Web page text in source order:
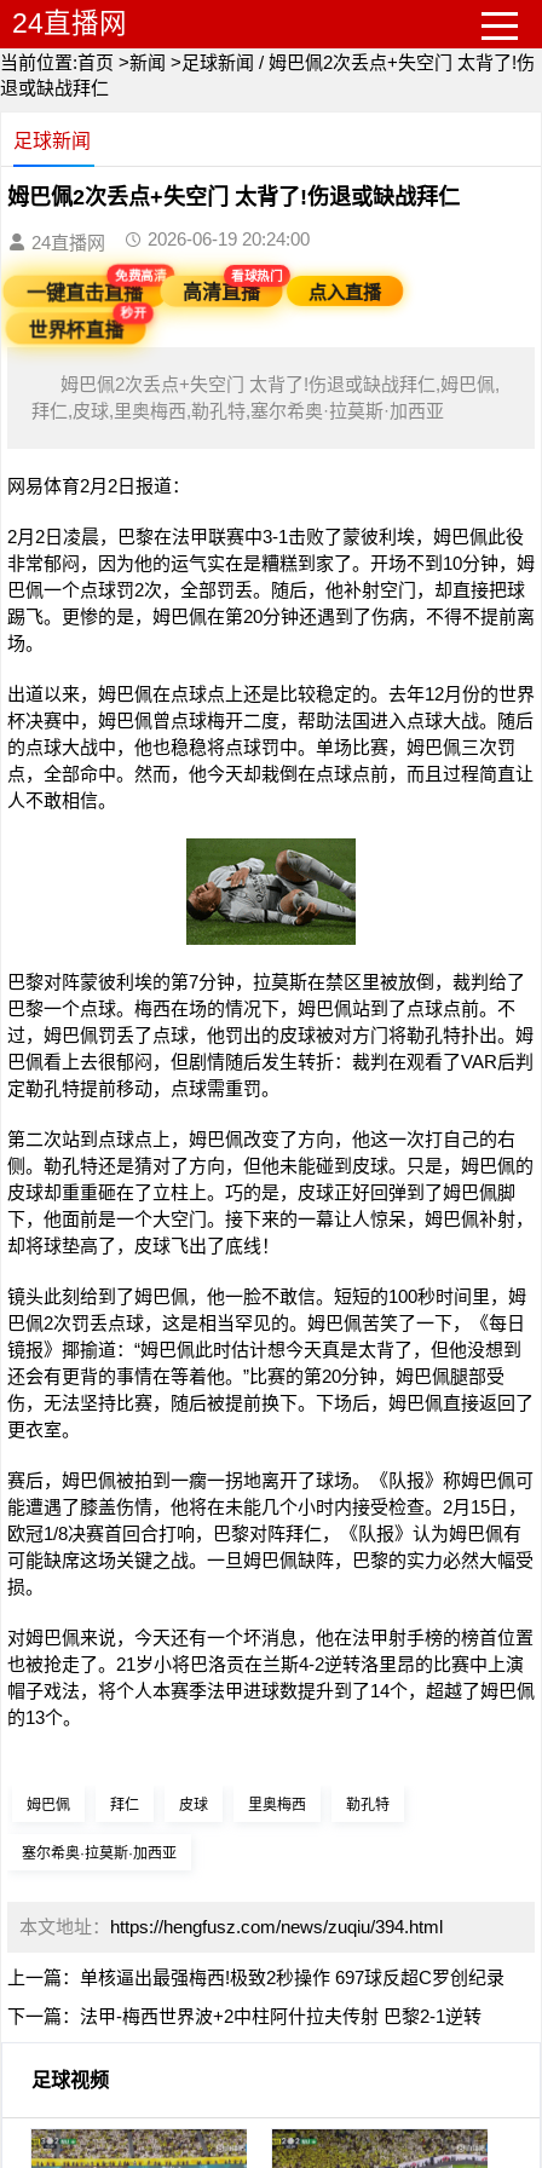
24直播网
当前位置:首页 >新闻 >足球新闻 / 姆巴佩2次丢点+失空门 太背了!伤
退或缺战拜仁
足球新闻
姆巴佩2次丢点+失空门 太背了!伤退或缺战拜仁
24直播网 2026-06-19 20:24:00
一键直击直播
免费高清
高清直播
看球热门
点入直播
世界杯直播
秒开
姆巴佩2次丢点+失空门 太背了!伤退或缺战拜仁,姆巴佩,
拜仁,皮球,里奥梅西,勒孔特,塞尔希奥·拉莫斯·加西亚
网易体育2月2日报道：
2月2日凌晨，巴黎在法甲联赛中3-1击败了蒙彼利埃，姆巴佩此役
非常郁闷，因为他的运气实在是糟糕到家了。开场不到10分钟，姆
巴佩一个点球罚2次，全部罚丢。随后，他补射空门，却直接把球
踢飞。更惨的是，姆巴佩在第20分钟还遇到了伤病，不得不提前离
场。
出道以来，姆巴佩在点球点上还是比较稳定的。去年12月份的世界
杯决赛中，姆巴佩曾点球梅开二度，帮助法国进入点球大战。随后
的点球大战中，他也稳稳将点球罚中。单场比赛，姆巴佩三次罚
点，全部命中。然而，他今天却栽倒在点球点前，而且过程简直让
人不敢相信。
巴黎对阵蒙彼利埃的第7分钟，拉莫斯在禁区里被放倒，裁判给了
巴黎一个点球。梅西在场的情况下，姆巴佩站到了点球点前。不
过，姆巴佩罚丢了点球，他罚出的皮球被对方门将勒孔特扑出。姆
巴佩看上去很郁闷，但剧情随后发生转折：裁判在观看了VAR后判
定勒孔特提前移动，点球需重罚。
第二次站到点球点上，姆巴佩改变了方向，他这一次打自己的右
侧。勒孔特还是猜对了方向，但他未能碰到皮球。只是，姆巴佩的
皮球却重重砸在了立柱上。巧的是，皮球正好回弹到了姆巴佩脚
下，他面前是一个大空门。接下来的一幕让人惊呆，姆巴佩补射，
却将球垫高了，皮球飞出了底线！
镜头此刻给到了姆巴佩，他一脸不敢信。短短的100秒时间里，姆
巴佩2次罚丢点球，这是相当罕见的。姆巴佩苦笑了一下，《每日
镜报》揶揄道：“姆巴佩此时估计想今天真是太背了，但他没想到
还会有更背的事情在等着他。”比赛的第20分钟，姆巴佩腿部受
伤，无法坚持比赛，随后被提前换下。下场后，姆巴佩直接返回了
更衣室。
赛后，姆巴佩被拍到一瘸一拐地离开了球场。《队报》称姆巴佩可
能遭遇了膝盖伤情，他将在未能几个小时内接受检查。2月15日，
欧冠1/8决赛首回合打响，巴黎对阵拜仁，《队报》认为姆巴佩有
可能缺席这场关键之战。一旦姆巴佩缺阵，巴黎的实力必然大幅受
损。
对姆巴佩来说，今天还有一个坏消息，他在法甲射手榜的榜首位置
也被抢走了。21岁小将巴洛贡在兰斯4-2逆转洛里昂的比赛中上演
帽子戏法，将个人本赛季法甲进球数提升到了14个，超越了姆巴佩
的13个。
姆巴佩 拜仁 皮球 里奥梅西 勒孔特
塞尔希奥·拉莫斯·加西亚
本文地址： https://hengfusz.com/news/zuqiu/394.html
上一篇： 单核逼出最强梅西!极致2秒操作 697球反超C罗创纪录
下一篇： 法甲-梅西世界波+2中柱阿什拉夫传射 巴黎2-1逆转
足球视频